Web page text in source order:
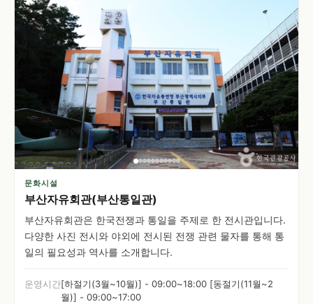
문화시설
부산자유회관(부산통일관)
부산자유회관은 한국전쟁과 통일을 주제로 한 전시관입니다.
다양한 사진 전시와 야외에 전시된 전쟁 관련 물자를 통해 통
일의 필요성과 역사를 소개합니다.
운영시간[하절기(3월~10월)] - 09:00~18:00 [동절기(11월~2
월)] - 09:00~17:00